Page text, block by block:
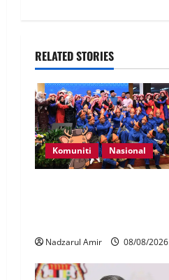
RELATED STORIES
Komuniti Nasional
Nadzarul Amir 08/08/2026